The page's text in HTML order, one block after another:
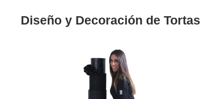
Diseño y Decoración de Tortas